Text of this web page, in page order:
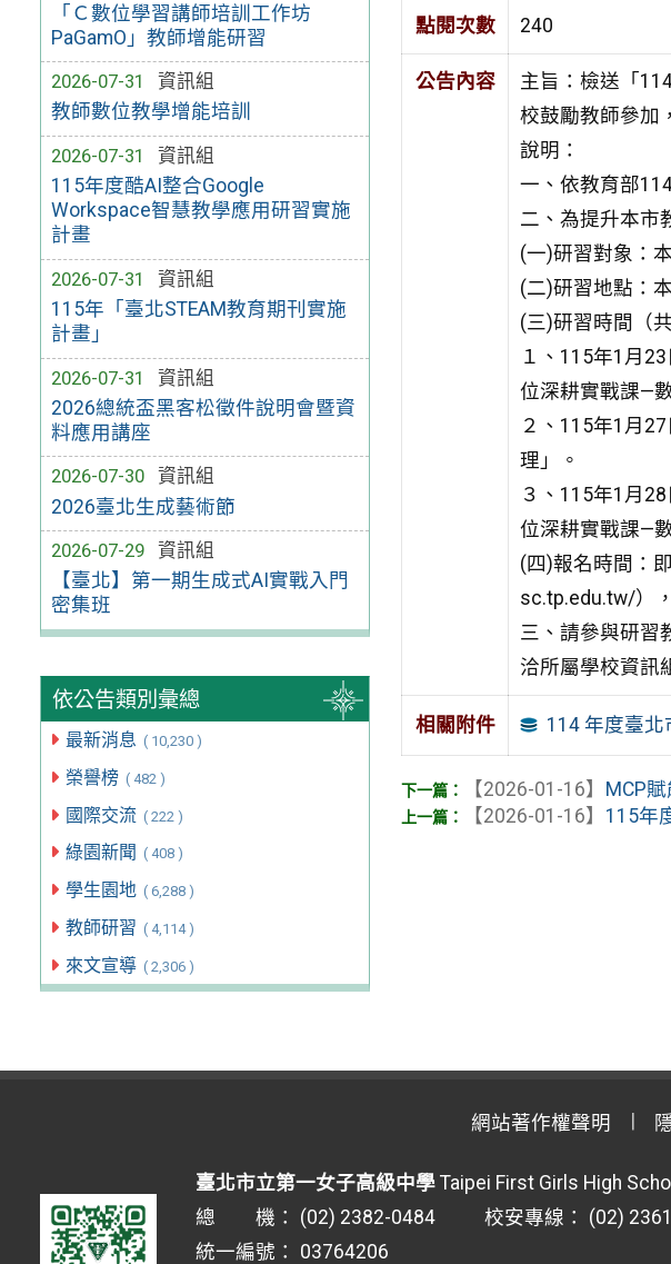
「Ｃ數位學習講師培訓工作坊
PaGamO」教師增能研習
2026-07-31
資訊組
教師數位教學增能培訓
2026-07-31
資訊組
115年度酷AI整合Google
Workspace智慧教學應用研習實施
計畫
2026-07-31
資訊組
115年「臺北STEAM教育期刊實施
計畫」
2026-07-31
資訊組
2026總統盃黑客松徵件說明會暨資
料應用講座
2026-07-30
資訊組
2026臺北生成藝術節
2026-07-29
資訊組
【臺北】第一期生成式AI實戰入門
密集班
依公告類別彙總
最新消息 ( 10,230 )
榮譽榜 ( 482 )
國際交流 ( 222 )
綠園新聞 ( 408 )
學生園地 ( 6,288 )
教師研習 ( 4,114 )
來文宣導 ( 2,306 )
點閱次數 240
公告內容
主旨：檢送「
校鼓勵教師參加
說明：
一、依教育部
二、為提升本市
(一)研習對象：
(二)研習地點：
(三)研習時間（
１、115年1月
位深耕實戰課—
２、115年1月
理」。
３、115年1月
位深耕實戰課—
(四)報名時間：
sc.tp.edu.tw/）
三、請參與研習
洽所屬學校資訊
相關附件 114 年度臺
【2026-01-16】 MCP
【2026-01-16】 115年
網站著作權聲明
臺北市立第一女子高級中學 Taipei First Girls High
總 機： (02) 2382-0484 校安專線： (02)
統一編號： 03764206